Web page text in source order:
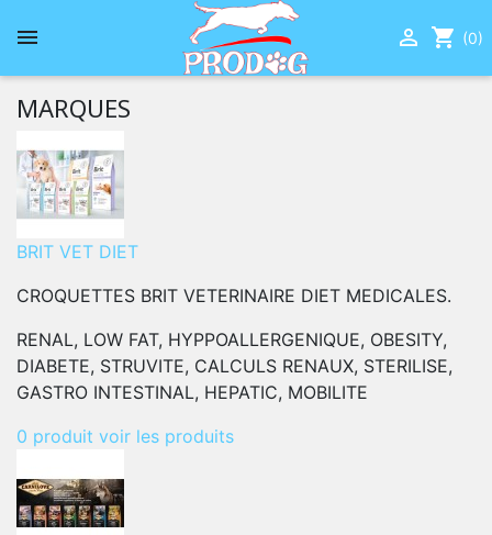
  shopping_cart (0)
MARQUES
BRIT VET DIET
CROQUETTES BRIT VETERINAIRE DIET MEDICALES.
RENAL, LOW FAT, HYPPOALLERGENIQUE, OBESITY,
DIABETE, STRUVITE, CALCULS RENAUX, STERILISE,
GASTRO INTESTINAL, HEPATIC, MOBILITE
0 produit voir les produits